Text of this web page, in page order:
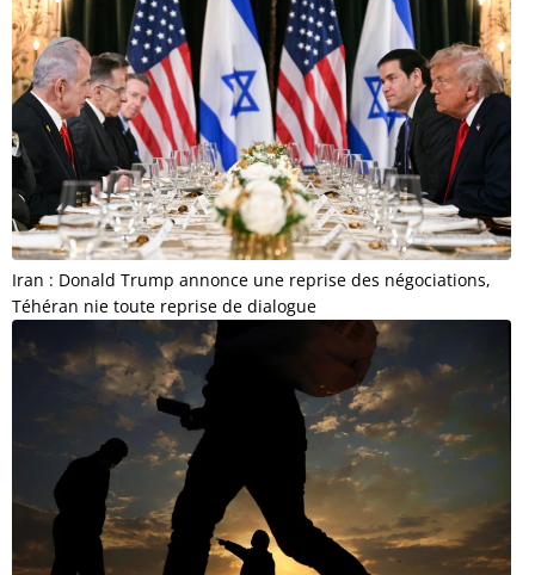
Iran : Donald Trump annonce une reprise des négociations,
Téhéran nie toute reprise de dialogue